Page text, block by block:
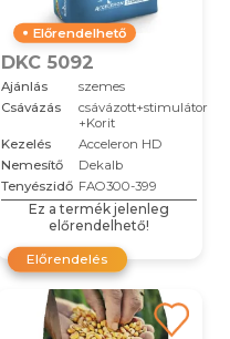
Előrendelhető
DKC 5092
Ajánlás
szemes
Csávázás
csávázott+stimulátor
+Korit
Kezelés
Acceleron HD
Nemesítő
Dekalb
Tenyészidő FAO300-399
Ez a termék jelenleg
előrendelhető!
Előrendelés